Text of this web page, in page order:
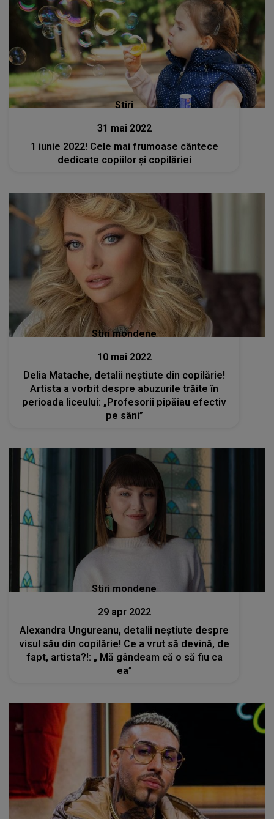
Stiri
31 mai 2022
1 iunie 2022! Cele mai frumoase cântece
dedicate copiilor și copilăriei
Stiri mondene
10 mai 2022
Delia Matache, detalii neștiute din copilărie!
Artista a vorbit despre abuzurile trăite în
perioada liceului: „Profesorii pipăiau efectiv
pe sâni”
Stiri mondene
29 apr 2022
Alexandra Ungureanu, detalii neștiute despre
visul său din copilărie! Ce a vrut să devină, de
fapt, artista?!: „ Mă gândeam că o să fiu ca
ea”